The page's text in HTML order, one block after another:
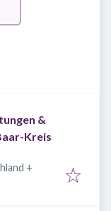
&
Kreis
+